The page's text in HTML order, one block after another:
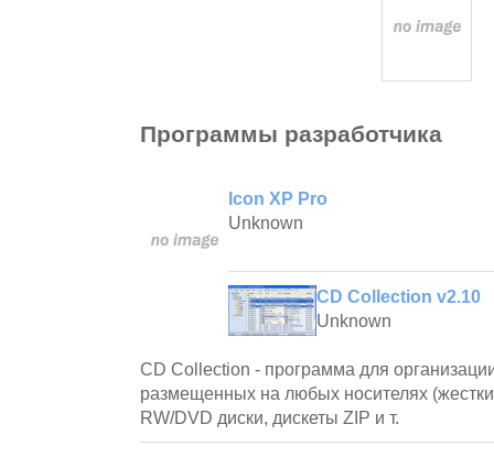
Программы разработчика
Icon XP Pro
Unknown
CD Collection v2.10
Unknown
CD Collection - программа для
размещенных на любых носителях
RW/DVD диски, дискеты ZIP и т.